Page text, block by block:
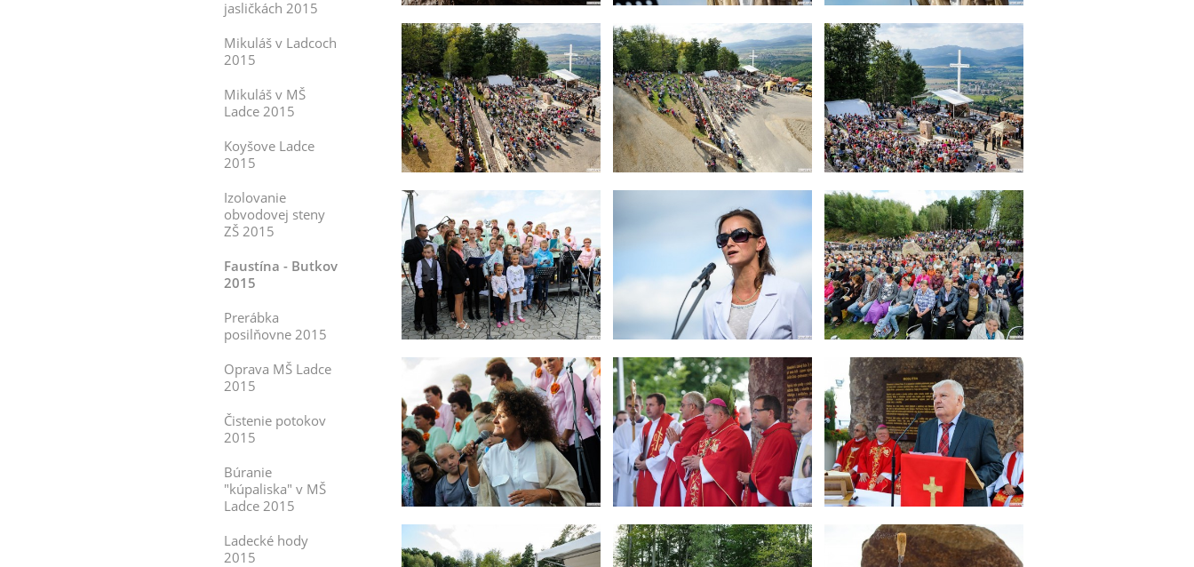
jasličkách 2015
Mikuláš v Ladcoch
2015
Mikuláš v MŠ
Ladce 2015
Koyšove Ladce
2015
Izolovanie
obvodovej steny
ZŠ 2015
Faustína - Butkov
2015
Prerábka
posilňovne 2015
Oprava MŠ Ladce
2015
Čistenie potokov
2015
Búranie
"kúpaliska" v MŠ
Ladce 2015
Ladecké hody
2015